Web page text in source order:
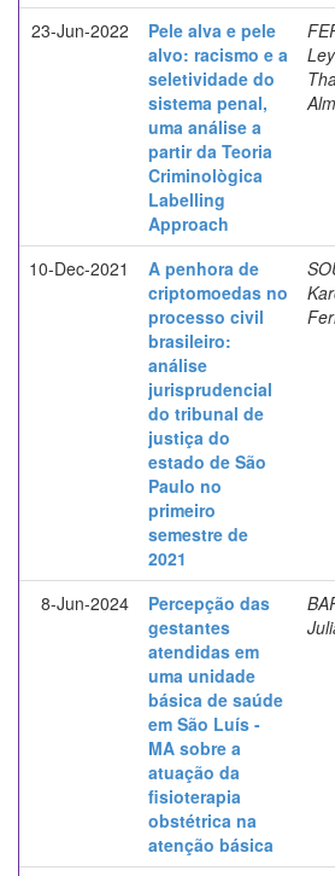
23-Jun-2022
Pele alva e pele
alvo: racismo e a
seletividade do
sistema penal,
uma análise a
partir da Teoria
Criminològica
Labelling
Approach
10-Dec-2021
A penhora de
criptomoedas no
processo civil
brasileiro:
análise
jurisprudencial
do tribunal de
justiça do
estado de São
Paulo no
primeiro
semestre de
2021
8-Jun-2024
Percepção das
gestantes
atendidas em
uma unidade
básica de saúde
em São Luís -
MA sobre a
atuação da
fisioterapia
obstétrica na
atenção básica